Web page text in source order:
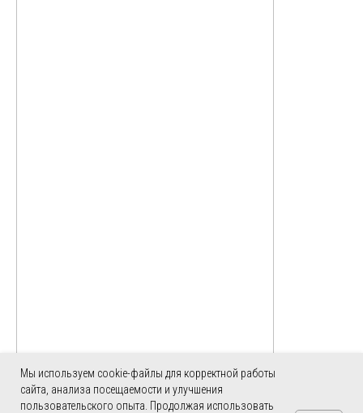
Мы используем cookie-файлы для корректной работы
сайта, анализа посещаемости и улучшения
пользовательского опыта. Продолжая использовать